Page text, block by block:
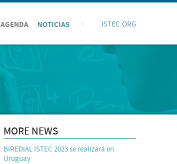
AGENDA NOTICIAS ISTEC.ORG
MORE NEWS
BIREDIAL ISTEC 2023 se realizará en
Uruguay